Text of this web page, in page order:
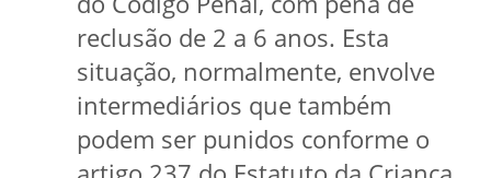
reclusão de 2 a 6 anos. Esta
situação, normalmente, envolve
intermediários que também
podem ser punidos conforme o